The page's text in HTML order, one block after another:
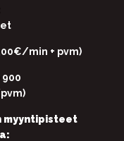
min + pvm)
900
myyntipisteet